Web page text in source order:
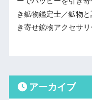
き鉱物鑑定士／鉱物
き寄せ鉱物アクセサリ
アーカイブ